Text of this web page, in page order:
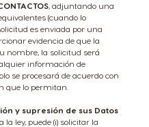
, adjuntando una
(cuando lo
es enviada por una
evidencia de que la
nombre, la solicitud será
información de
se procesará de acuerdo con
que lo permitan.
y supresión de sus Datos
la ley, puede (i) solicitar la
Serbia
Serbian
Slovak